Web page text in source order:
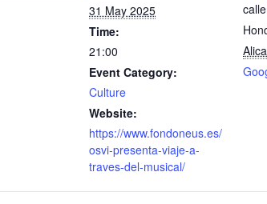
31 May 2025
Time:
21:00
Event Category:
Culture
Website:
https://www.fondoneus.es/
osvi-presenta-viaje-a-
traves-del-musical/